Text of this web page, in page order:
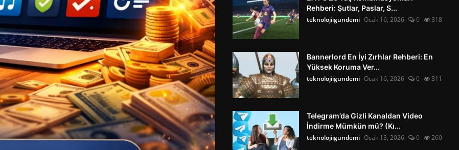
Rehberi: Şutlar, Paslar, S...
teknolojiigundemi Ocak 16, 2026 0 318
Bannerlord En İyi Zırhlar Rehberi: En
Yüksek Koruma Ver...
teknolojiigundemi Ocak 16, 2026 0 311
Telegram’da Gizli Kanaldan Video
İndirme Mümkün mü? (Kı...
teknolojiigundemi Ocak 13, 2026 0 260